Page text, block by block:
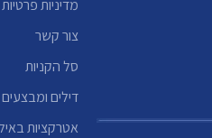
מדיניות פרטיות
צור קשר
סל הקניות
דילים ומבצעים
אטרקציות